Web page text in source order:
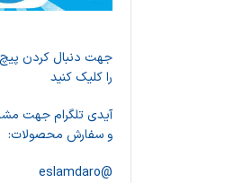
جهت دنبال کردن پیچ
را کلیک کنید
آیدی تلگرام جهت
و سفارش محصولات:
@eslamdaro